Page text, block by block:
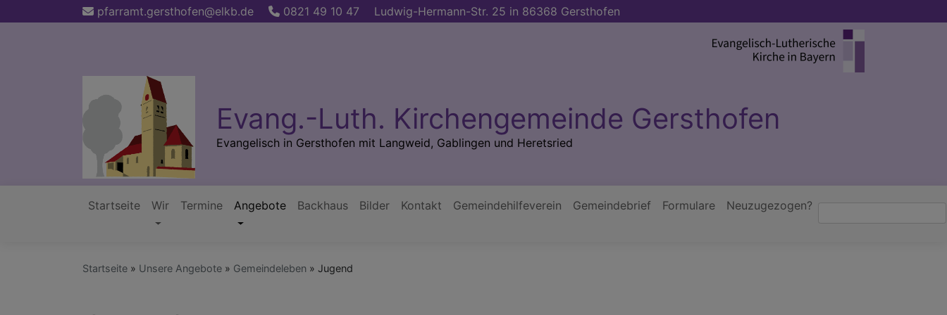
zum
pfarramt.gersthofen@elkb.de 0821 49 10 47 Ludwig-Hermann-Str. 25 in 86368 Gersthofen
Evang.-Luth. Kirchengemeinde Gersthofen
Evangelisch in Gersthofen mit Langweid, Gablingen und Heretsried
Hauptnavigation
Startseite Wir Termine Angebote Backhaus Bilder Kontakt Gemeindehilfeverein Gemeindebrief Formulare Neuzugezogen?Suche
Startseite Unsere Angebote Gemeindeleben Jugend